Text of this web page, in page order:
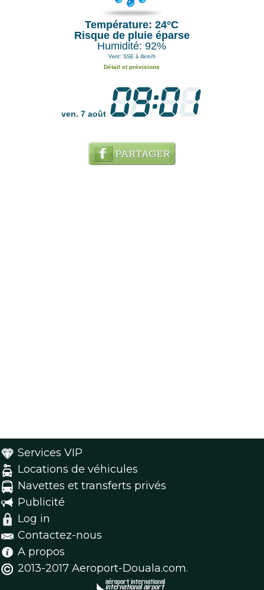
Température: 24°C
Risque de pluie éparse
Humidité: 92%
Vent: SSE à 4km/h
Détail et prévisions
ven. 7 août
Services VIP
Locations de véhicules
Navettes et transferts privés
Publicité
Log in
Contactez-nous
A propos
2013-2017 Aeroport-Douala.com.